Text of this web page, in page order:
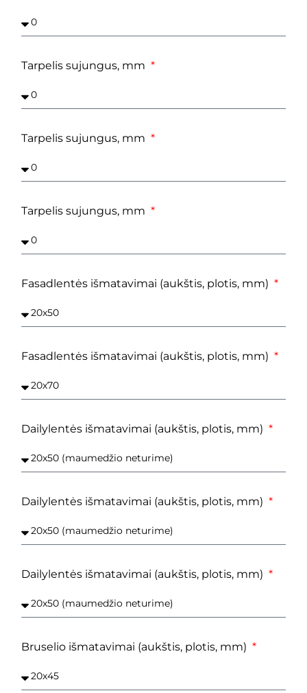
Tarpelis sujungus, mm
Tarpelis sujungus, mm
Tarpelis sujungus, mm
Fasadlentės išmatavimai (aukštis, plotis, mm)
Fasadlentės išmatavimai (aukštis, plotis, mm)
Dailylentės išmatavimai (aukštis, plotis, mm)
Dailylentės išmatavimai (aukštis, plotis, mm)
Dailylentės išmatavimai (aukštis, plotis, mm)
Bruselio išmatavimai (aukštis, plotis, mm)